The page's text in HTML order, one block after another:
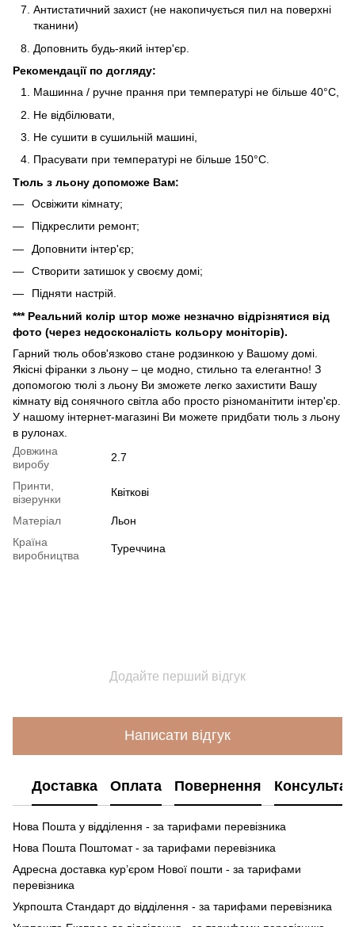
Антистатичний захист (не накопичується пил на поверхні
тканини)
Доповнить будь-який інтер'єр.
Рекомендації по догляду:
Машинна / ручне прання при температурі не більше 40°C,
Не відбілювати,
Не сушити в сушильній машині,
Прасувати при температурі не більше 150°C.
Тюль з льону допоможе Вам:
Освіжити кімнату;
Підкреслити ремонт;
Доповнити інтер'єр;
Створити затишок у своєму домі;
Підняти настрій.
*** Реальний колір штор може незначно відрізнятися від
фото (через недосконалість кольору моніторів).
Гарний тюль обов'язково стане родзинкою у Вашому домі.
Якісні фіранки з льону – це модно, стильно та елегантно! З
допомогою тюлі з льону Ви зможете легко захистити Вашу
кімнату від сонячного світла або просто різноманітити інтер'єр.
У нашому інтернет-магазині Ви можете придбати тюль з льону
в рулонах.
Довжина
виробу
2.7
Принти,
візерунки
Квіткові
Матеріал
Льон
Країна
виробництва
Туреччина
Додайте перший відгук
Написати відгук
Доставка Оплата Повернення
Нова Пошта у відділення - за тарифами перевізника
Нова Пошта Поштомат - за тарифами перевізника
Адресна доставка кур’єром Нової пошти - за тарифами
перевізника
Укрпошта Стандарт до відділення - за тарифами перевізника